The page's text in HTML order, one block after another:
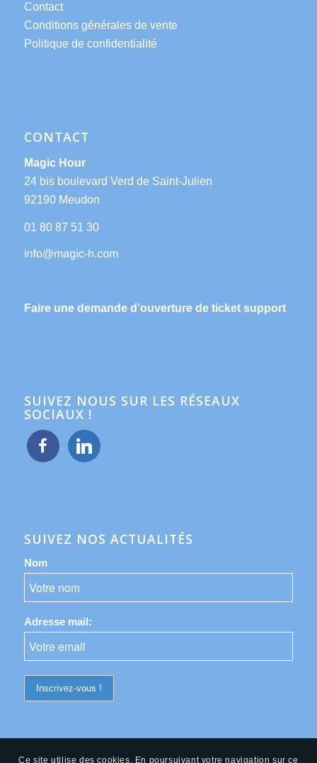
Contact
Conditions générales de vente
Politique de confidentialité
CONTACT
Magic Hour
24 bis boulevard Verd de Saint-Julien
92190 Meudon
01 80 87 51 30
Faire une demande d’ouverture de ticket support
SUIVEZ NOUS SUR LES RÉSEAUX
SOCIAUX !
facebook linkedin
SUIVEZ NOS ACTUALITÉS
Nom
Adresse mail:
Ce site utilise des cookies. En poursuivant votre navigation sur ce